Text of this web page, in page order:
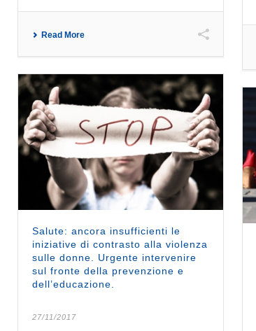
Read More
Salute: ancora insufficienti le
iniziative di contrasto alla violenza
sulle donne. Urgente intervenire
sul fronte della prevenzione e
dell’educazione.
27/11/2017